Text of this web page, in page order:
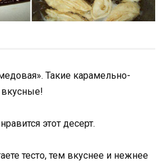
Такие карамельно-
этот десерт.
тесто, тем вкуснее и нежнее